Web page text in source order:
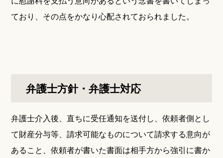
ており、その点をかなり心配されておられました。
弁護士方針・弁護士対応
弁護士介入後、直ちに受任通知を送付し、依頼者側とし
て財産分与等、請求可能なものについて請求する意向が
あること、依頼者が書いた書面は相手方から強引に書か